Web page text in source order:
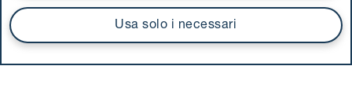
Usa solo i necessari